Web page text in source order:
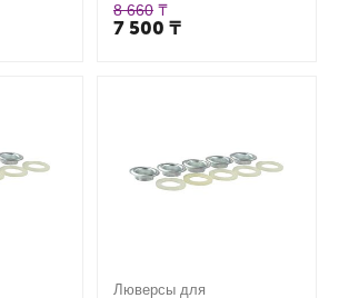
8 660 ₸
7 500 ₸
Люверсы для